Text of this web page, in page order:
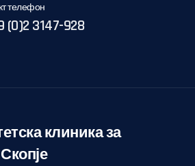
телефон
(0)2 3147-928
клиника за